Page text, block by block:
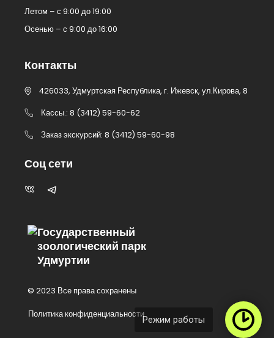
Режим работы
Государственный
зоологический парк
Удмуртии
© 2023 Все права сохранены
Политика конфиденциальности
Летом – с 9:00 до 19:00
Осенью – с 9:00 до 16:00
Контакты
426033, Удмуртская Республика, г. Ижевск, ул.Кирова, 8
Кассы.: 8 (3412) 59-60-62
Заказ экскурсий: 8 (3412) 59-60-98
Соц сети